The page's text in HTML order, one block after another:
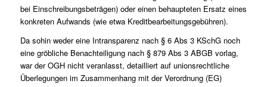
bei Einschreibungsbeträgen) oder einen behaupteten Ersatz eines
konkreten Aufwands (wie etwa Kreditbearbeitungsgebühren).
Da sohin weder eine Intransparenz nach § 6 Abs 3 KSchG noch
eine gröbliche Benachteiligung nach § 879 Abs 3 ABGB vorlag,
war der OGH nicht veranlasst, detailliert auf unionsrechtliche
Überlegungen im Zusammenhang mit der Verordnung (EG)